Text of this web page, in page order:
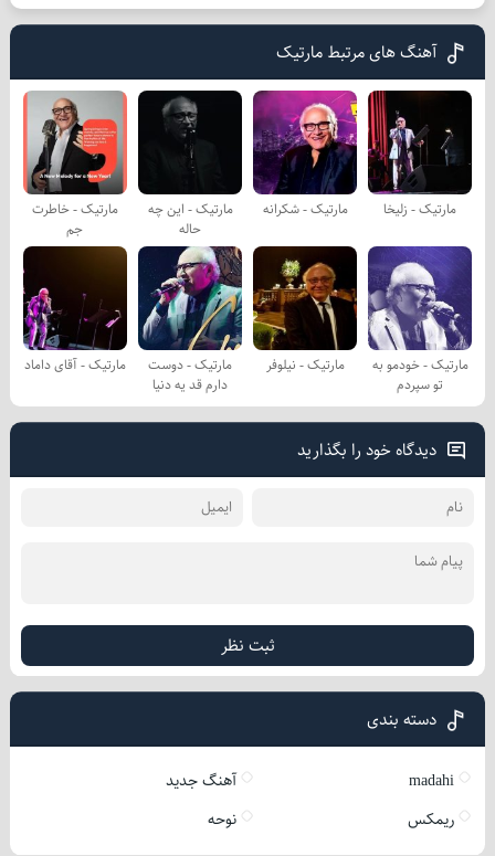
آهنگ های مرتبط مارتیک
مارتیک - زلیخا مارتیک - شکرانه
مارتیک - این چه
حاله
مارتیک - خاطرت
جم
مارتیک - خودمو به
تو سپردم
مارتیک - نیلوفر
مارتیک - دوست
دارم قد یه دنیا
مارتیک - آقای داماد
دیدگاه خود را بگذارید
ثبت نظر
دسته بندی
madahi
آهنگ جدید
ریمکس
نوحه